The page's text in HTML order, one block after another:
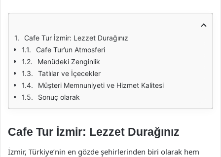
Cafe Tur İzmir: Lezzet Durağınız
Cafe Tur’un Atmosferi
Menüdeki Zenginlik
Tatlılar ve İçecekler
Müşteri Memnuniyeti ve Hizmet Kalitesi
Sonuç olarak
Cafe Tur İzmir: Lezzet Durağınız
İzmir, Türkiye’nin en gözde şehirlerinden biri olarak hem